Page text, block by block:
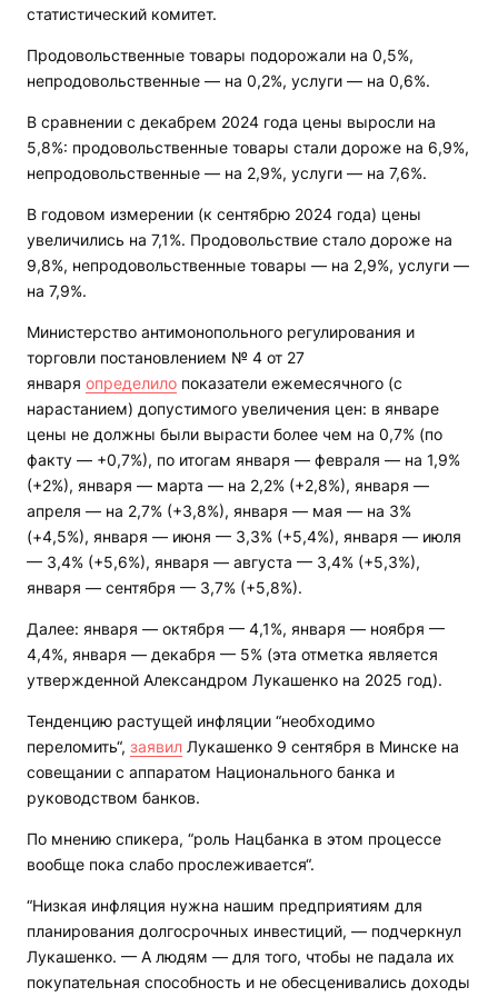
статистический комитет.
Продовольственные товары подорожали на 0,5%,
непродовольственные — на 0,2%, услуги — на 0,6%.
В сравнении с декабрем 2024 года цены выросли на
5,8%: продовольственные товары стали дороже на 6,9%,
непродовольственные — на 2,9%, услуги — на 7,6%.
В годовом измерении (к сентябрю 2024 года) цены
увеличились на 7,1%. Продовольствие стало дороже на
9,8%, непродовольственные товары — на 2,9%, услуги —
на 7,9%.
Министерство антимонопольного регулирования и
торговли постановлением № 4 от 27
января определило показатели ежемесячного (с
нарастанием) допустимого увеличения цен: в январе
цены не должны были вырасти более чем на 0,7% (по
факту — +0,7%), по итогам января — февраля — на 1,9%
(+2%), января — марта — на 2,2% (+2,8%), января —
апреля — на 2,7% (+3,8%), января — мая — на 3%
(+4,5%), января — июня — 3,3% (+5,4%), января — июля
— 3,4% (+5,6%), января — августа — 3,4% (+5,3%),
января — сентября — 3,7% (+5,8%).
Далее: января — октября — 4,1%, января — ноября —
4,4%, января — декабря — 5% (эта отметка является
утвержденной Александром Лукашенко на 2025 год).
Тенденцию растущей инфляции “необходимо
переломить“, заявил Лукашенко 9 сентября в Минске на
совещании с аппаратом Национального банка и
руководством банков.
По мнению спикера, “роль Нацбанка в этом процессе
вообще пока слабо прослеживается“.
“Низкая инфляция нужна нашим предприятиям для
планирования долгосрочных инвестиций, — подчеркнул
Лукашенко. — А людям — для того, чтобы не падала их
покупательная способность и не обесценивались доходы